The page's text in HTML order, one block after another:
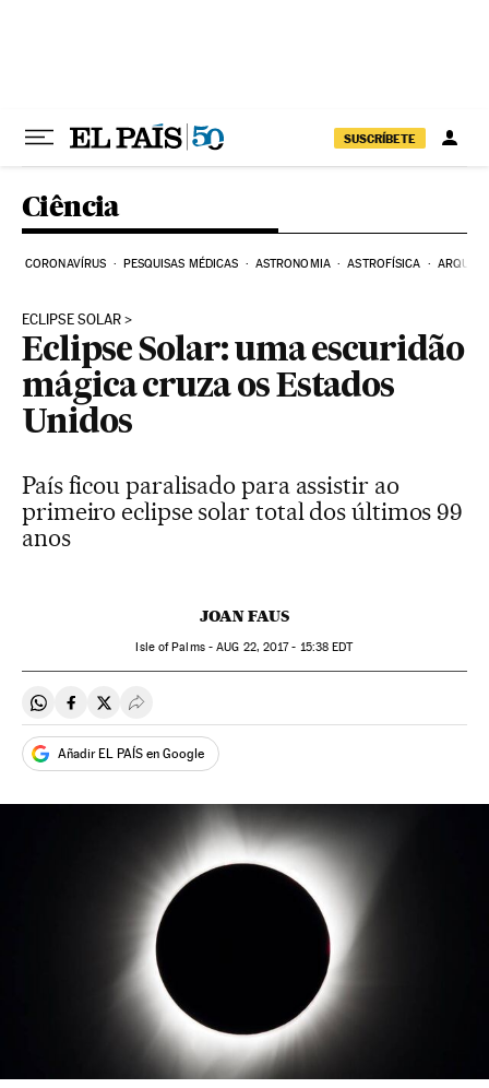
SUSCRÍBETE
Ciência
CORONAVÍRUS PESQUISAS MÉDICAS ASTRONOMIA ASTROFÍSICA
ECLIPSE SOLAR
Eclipse Solar: uma escuridão
mágica cruza os Estados
Unidos
País ficou paralisado para assistir ao
primeiro eclipse solar total dos últimos 99
anos
JOAN FAUS
Isle of Palms -AUG 22, 2017 - 15:38 EDT
Compartir en Whatsapp
Compartir en Facebook
Compartir en Twitter
Desplegar Redes Sociales
Añadir EL PAÍS en Google